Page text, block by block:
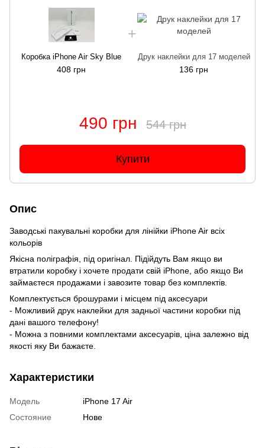
Коробка iPhone Air Sky Blue
408 грн
Друк наклейки для 17 моделей
136 грн
490 грн 544 грн
Купити
Опис
Заводські пакувальні коробки для лінійки iPhone Air всіх
кольорів
Якісна поліграфія, під оригінал. Підійдуть Вам якщо ви
втратили коробку і хочете продати свій iPhone, або якщо Ви
займаєтеся продажами і завозите товар без комплектів.
Комплектується брошурами і місцем під аксесуари
- Можливий друк наклейки для задньої частини коробки під
дані вашого телефону!
- Можна з повними комплектами аксесуарів, ціна залежно від
якості яку Ви бажаєте.
Характеристики
Модель
iPhone 17 Air
Состояние
Нове